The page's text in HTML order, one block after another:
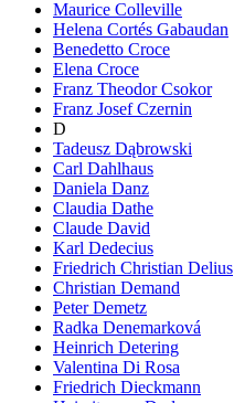
Maurice Colleville
Helena Cortés Gabaudan
Benedetto Croce
Elena Croce
Franz Theodor Csokor
Franz Josef Czernin
D
Tadeusz Dąbrowski
Carl Dahlhaus
Daniela Danz
Claudia Dathe
Claude David
Karl Dedecius
Friedrich Christian Delius
Christian Demand
Peter Demetz
Radka Denemarková
Heinrich Detering
Valentina Di Rosa
Friedrich Dieckmann